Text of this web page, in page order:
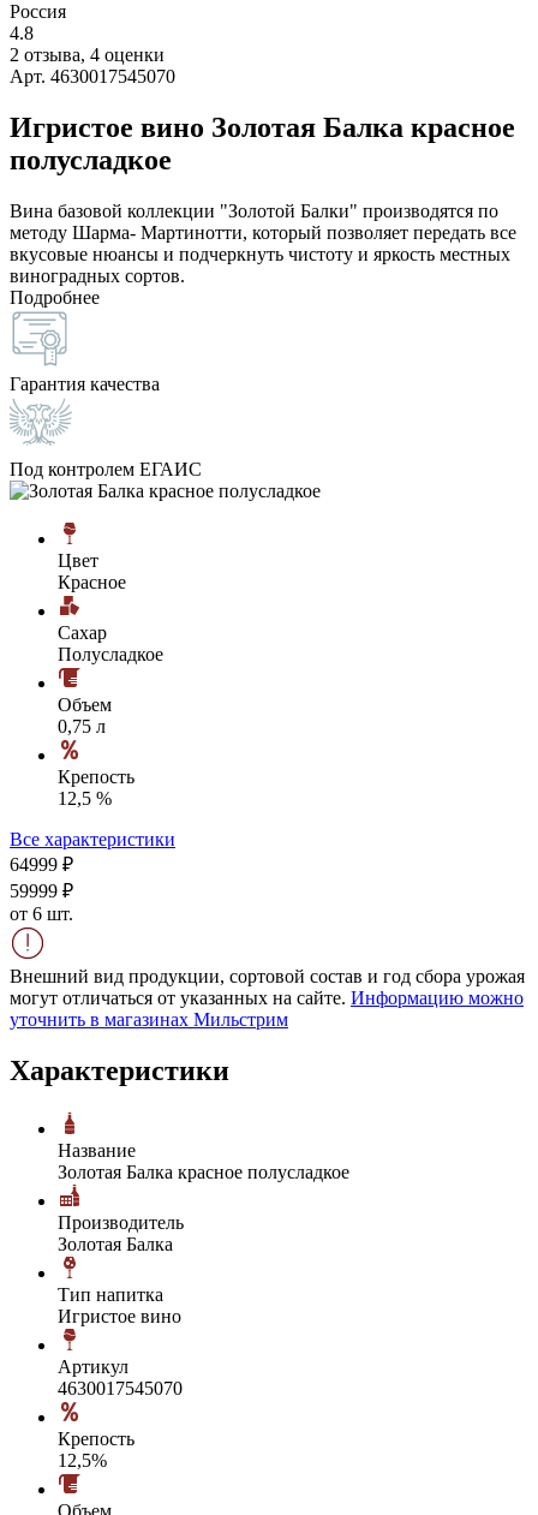
Россия
4.8
2 отзыва, 4 оценки
Арт. 4630017545070
Игристое вино Золотая Балка красное
полусладкое
Вина базовой коллекции "Золотой Балки" производятся по
методу Шарма- Мартинотти, который позволяет передать все
вкусовые нюансы и подчеркнуть чистоту и яркость местных
виноградных сортов.
Подробнее
Гарантия качества
Под контролем ЕГАИС
Цвет
Красное
Сахар
Полусладкое
Объем
0,75 л
Крепость
12,5 %
Все характеристики
64999 ₽
59999 ₽
от 6 шт.
Внешний вид продукции, сортовой состав и год сбора урожая
могут отличаться от указанных на сайте. Информацию можно
уточнить в магазинах Мильстрим
Характеристики
Название
Золотая Балка красное полусладкое
Производитель
Золотая Балка
Тип напитка
Игристое вино
Артикул
4630017545070
Крепость
12,5%
Объем